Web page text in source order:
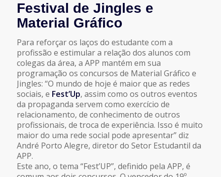
Festival de Jingles e
Material Gráfico
Para reforçar os laços do estudante com a
profissão e estimular a relação dos alunos com
colegas da área, a APP mantém em sua
programação os concursos de Material Gráfico e
Jingles: “O mundo de hoje é maior que as redes
sociais, e Fest’Up, assim como os outros eventos
da propaganda servem como exercício de
relacionamento, de conhecimento de outros
profissionais, de troca de experiência. Isso é muito
maior do uma rede social pode apresentar” diz
André Porto Alegre, diretor do Setor Estudantil da
APP.
Este ano, o tema “Fest’UP”, definido pela APP, é